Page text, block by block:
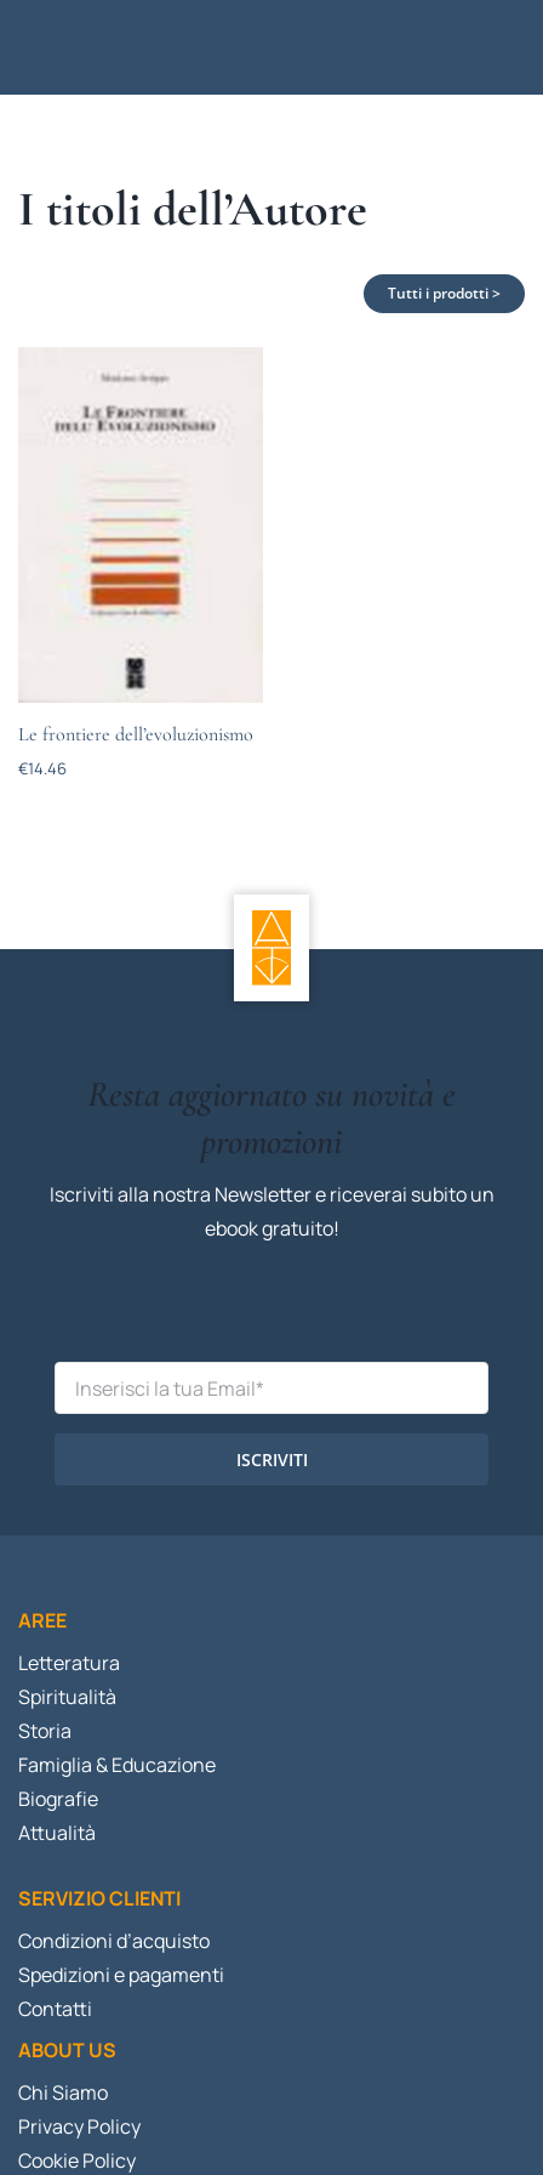
I titoli dell’Autore
Tutti i prodotti >
Le frontiere dell’evoluzionismo
€14.46
Resta aggiornato su novità e
promozioni
Iscriviti alla nostra Newsletter e riceverai subito un
ebook gratuito!
ISCRIVITI
AREE
Letteratura
Spiritualità
Storia
Famiglia & Educazione
Biografie
Attualità
SERVIZIO CLIENTI
Condizioni d’acquisto
Spedizioni e pagamenti
Contatti
ABOUT US
Chi Siamo
Privacy Policy
Cookie Policy